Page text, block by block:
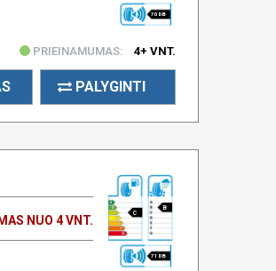
70 DB
PRIEINAMUMAS: 4+ VNT.
PALYGINTI
NUO 4 VNT.
C
B
71 DB